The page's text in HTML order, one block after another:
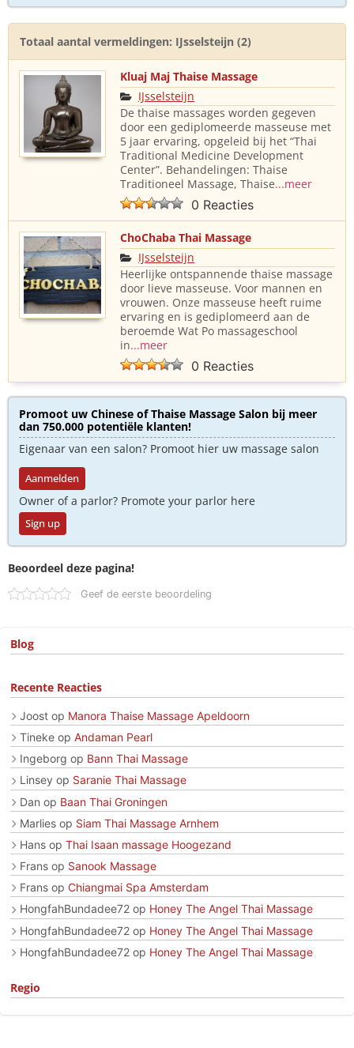
Totaal aantal vermeldingen: IJsselsteijn (2)
Kluaj Maj Thaise Massage
IJsselsteijn
De thaise massages worden gegeven
door een gediplomeerde masseuse met
5 jaar ervaring, opgeleid bij het “Thai
Traditional Medicine Development
Center”. Behandelingen: Thaise
Traditioneel Massage, Thaise...meer
0 Reacties
ChoChaba Thai Massage
IJsselsteijn
Heerlijke ontspannende thaise massage
door lieve masseuse. Voor mannen en
vrouwen. Onze masseuse heeft ruime
ervaring en is gediplomeerd aan de
beroemde Wat Po massageschool
in...meer
0 Reacties
Promoot uw Chinese of Thaise Massage Salon bij meer
dan 750.000 potentiële klanten!
Eigenaar van een salon? Promoot hier uw massage salon
Aanmelden
Owner of a parlor? Promote your parlor here
Sign up
Beoordeel deze pagina!
Geef de eerste beoordeling
Blog
Recente Reacties
Joost op Manora Thaise Massage Apeldoorn
Tineke op Andaman Pearl
Ingeborg op Bann Thai Massage
Linsey op Saranie Thai Massage
Dan op Baan Thai Groningen
Marlies op Siam Thai Massage Arnhem
Hans op Thai Isaan massage Hoogezand
Frans op Sanook Massage
Frans op Chiangmai Spa Amsterdam
HongfahBundadee72 op Honey The Angel Thai Massage
HongfahBundadee72 op Honey The Angel Thai Massage
HongfahBundadee72 op Honey The Angel Thai Massage
Regio